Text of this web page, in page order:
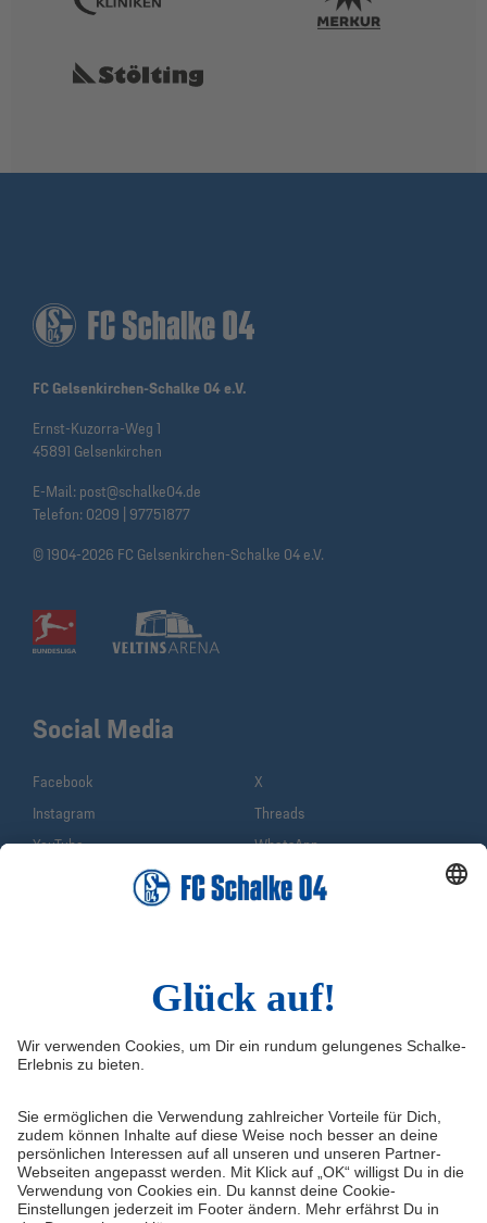
FC Gelsenkirchen-Schalke 04 e.V.
Ernst-Kuzorra-Weg 1
45891 Gelsenkirchen
E-Mail: post@schalke04.de
Telefon: 0209 | 97751877
© 1904-2026 FC Gelsenkirchen-Schalke 04 e.V.
Service & Kontakt
Erklärung zur Barrierefreiheit
Medienportal
Datenschutz
Haftungsausschluss
Tickets
VELTINS-Arena
Knappenschmiede
ERWIN buchen
Social Media
Facebook
X
Instagram
Threads
YouTube
WhatsApp
Sina Weibo